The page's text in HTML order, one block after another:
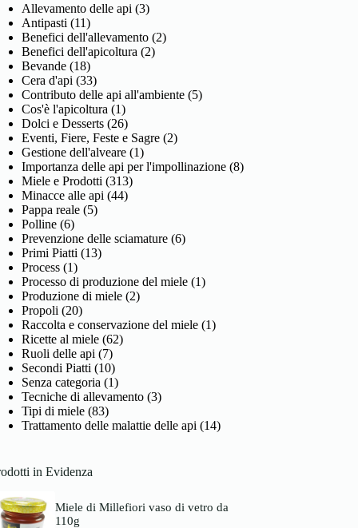
Allevamento delle api (3)
Antipasti (11)
Benefici dell'allevamento (2)
Benefici dell'apicoltura (2)
Bevande (18)
Cera d'api (33)
Contributo delle api all'ambiente (5)
Cos'è l'apicoltura (1)
Dolci e Desserts (26)
Eventi, Fiere, Feste e Sagre (2)
Gestione dell'alveare (1)
Importanza delle api per l'impollinazione (8)
Miele e Prodotti (313)
Minacce alle api (44)
Pappa reale (5)
Polline (6)
Prevenzione delle sciamature (6)
Primi Piatti (13)
Process (1)
Processo di produzione del miele (1)
Produzione di miele (2)
Propoli (20)
Raccolta e conservazione del miele (1)
Ricette al miele (62)
Ruoli delle api (7)
Secondi Piatti (10)
Senza categoria (1)
Tecniche di allevamento (3)
Tipi di miele (83)
Trattamento delle malattie delle api (14)
in Evidenza
Miele di Millefiori vaso di vetro da
110g